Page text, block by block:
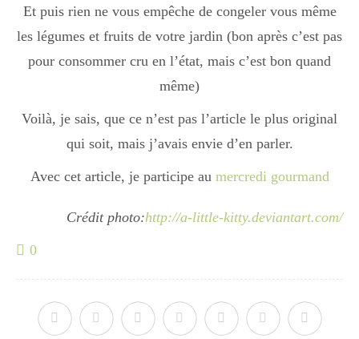
Et puis rien ne vous empêche de congeler vous même
les légumes et fruits de votre jardin (bon après c’est pas
pour consommer cru en l’état, mais c’est bon quand
même)
Voilà, je sais, que ce n’est pas l’article le plus original
qui soit, mais j’avais envie d’en parler.
Avec cet article, je participe au mercredi gourmand
Crédit photo:http://a-little-kitty.deviantart.com/
0